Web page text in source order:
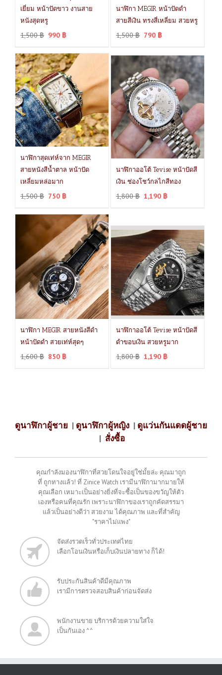
เยี่ยม หน้าปัดขาว งานสาย
หนังสุดหรู
1,500฿ 990 ฿
นาฬิกา MEGIR หน้าปัดดำ
สายสีเงิน ทรงสี่เหลี่ยม สวยหรู
1,500฿ 790 ฿
นาฬิกาสุดเท่ห์จาก MEGIR
สายหนังสีน้ำตาล หน้าปัด
เหลี่ยมหล่อมาก
1,500฿ 750 ฿
นาฬิกาออโต้ Tevise หน้าปัดสี
เงิน ช่องโชว์กลไกสีทอง
1,800฿ 1,190 ฿
นาฬิกา MEGIR สายหนังสีดำ
หน้าปัดดำ สวยเท่ห์สุดๆ
1,600฿ 850 ฿
นาฬิกาออโต้ Tevise หน้าปัดสี
ดำขอบเงิน สวยหรูมาก
1,800฿ 1,190 ฿
ดูนาฬิกาผู้ชาย | ดูนาฬิกาผู้หญิง | ดูแว่นกันแดดผู้ชาย
| สั่งซื้อ
คุณกำลังมองนาฬิกาที่สวยโดนใจอยู่ใช่มั้ยล่ะ คุณมาถูก
ที่ ถูกทางแล้ว! ที่ Zinice Watch เรามีนาฬิกามากมายให้
คุณเลือก เหมาะเป็นอย่างยิ่งที่จะซื้อเป็นของขวัญให้ตัว
เองหรือคนที่คุณรัก เพราะนาฬิกาของเราถูกคัดสรรมา
แล้วเป็นอย่างดีว่า สวยงาม ได้คุณภาพ และที่สำคัญ
"ราคาไม่แพง"
จัดส่งรวดเร็วทั่วประเทศไทย
เลือกโอนเงินหรือเก็บเงินปลายทาง ก็ได้!
รับประกันสินค้าดีมีคุณภาพ
เรามีการตรวจสอบสินค้าก่อนจัดส่ง
พนักงานขาย บริการด้วยความใส่ใจ
เป็นกันเอง ^^